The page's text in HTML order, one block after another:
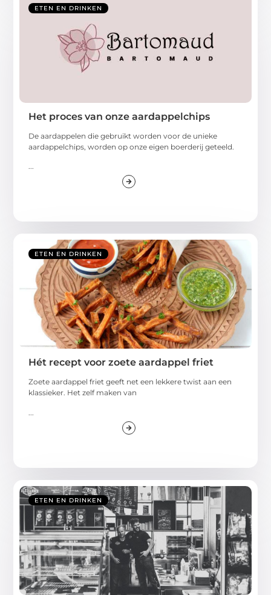
ETEN EN DRINKEN
Het proces van onze aardappelchips
De aardappelen die gebruikt worden voor de unieke
aardappelchips, worden op onze eigen boerderij geteeld.
...
ETEN EN DRINKEN
Hét recept voor zoete aardappel friet
Zoete aardappel friet geeft net een lekkere twist aan een
klassieker. Het zelf maken van
ETEN EN DRINKEN